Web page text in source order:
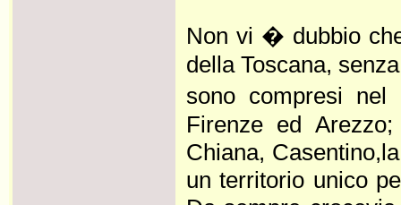
Non vi � dubbio
della Toscana,
sono compresi
Firenze ed
Chiana,
un territorio unico